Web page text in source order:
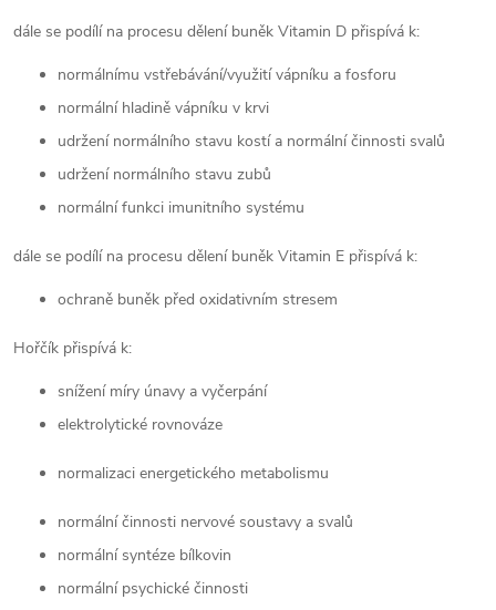
dále se podílí na procesu dělení buněk Vitamin D přispívá k:
normálnímu vstřebávání/využití vápníku a fosforu
normální hladině vápníku v krvi
udržení normálního stavu kostí a normální činnosti svalů
udržení normálního stavu zubů
normální funkci imunitního systému
dále se podílí na procesu dělení buněk Vitamin E přispívá k:
ochraně buněk před oxidativním stresem
Hořčík přispívá k:
snížení míry únavy a vyčerpání
elektrolytické rovnováze
normalizaci energetického metabolismu
normální činnosti nervové soustavy a svalů
normální syntéze bílkovin
normální psychické činnosti